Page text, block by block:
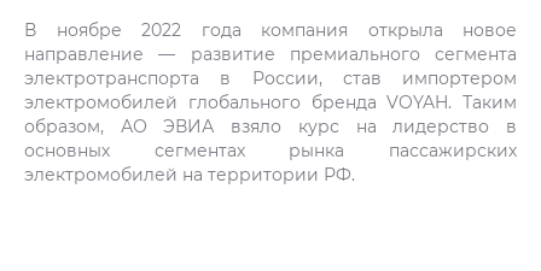
В ноябре 2022 года компания открыла новое
направление — развитие премиального сегмента
электротранспорта в России, став импортером
электромобилей глобального бренда VOYAH. Таким
образом, АО ЭВИА взяло курс на лидерство в
основных сегментах рынка пассажирских
электромобилей на территории РФ.